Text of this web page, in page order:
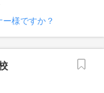
様ですか？